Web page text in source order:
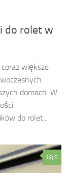
do rolet w
większe
domach. W
do rolet...
0